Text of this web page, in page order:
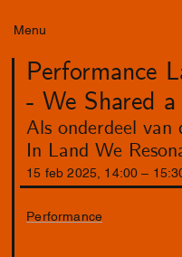
Menu
Performance
- We Shared
Als onderdeel
In Land We
15 feb 2025 14 :00 15 :
Performance